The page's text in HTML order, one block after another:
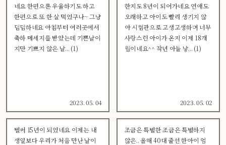
네요 한편으론 우울하기도 하고
한편으로 또 한 살 먹었구나~ 그냥
덤덤하네요 아침부터 여러곳에서
축하 메세지를 받았는데 기쁜날이
지만 기쁘지 않은 날... (1)
2023. 05. 04
한지도 8년이 되어가네요 연애도
오래하고 아이도 빨리 생기지 않
아 시험관으로 고생고생하며 너무
사랑스런 아이가 온지 이제 18개
월이네요^^ 작년 아들 낳... (1)
2023. 05. 02
벌써 15년이 되었네요 이제는 내
생일보다 우리가 처음 만난 날이
조금은 특별한 조금은 특별하지
않은.. 올해 40대 줄선 한아이 엄